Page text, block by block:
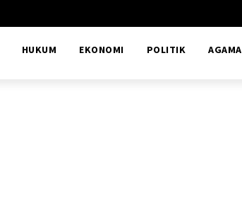
HUKUM EKONOMI POLITIK AGAMA